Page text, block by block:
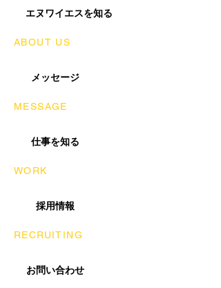
エヌワイエスを知る
ABOUT US
メッセージ
MESSAGE
仕事を知る
WORK
採用情報
RECRUITING
お問い合わせ